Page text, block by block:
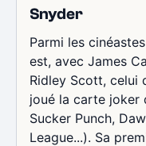
Snyder
Parmi les
est, avec James
Ridley Scott, celui
joué la carte joker
Sucker Punch,
League...). Sa